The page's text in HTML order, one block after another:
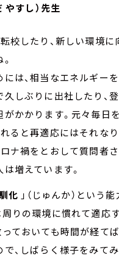
やすし）先生
校したり、新しい環境
は、相当なエネルギー
しぶりに出社したり、
かかります。元々毎日
ると再適応にはそれな
ナ禍をとおして質問者
増えています。
化 」（じゅんか）という
周りの環境に慣れて適応
っておいても時間が経て
で、しばらく様子をみて